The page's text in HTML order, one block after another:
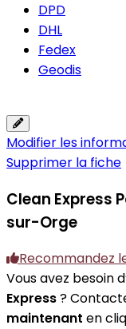
DPD
DHL
Fedex
Geodis
Modifier les
Supprimer la fiche
Clean Express
sur-Orge
Recommandez
Vous avez besoin
Express?
maintenant en